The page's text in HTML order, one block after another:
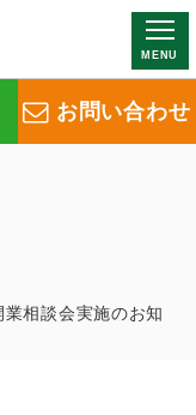
MENU
お問い合わせ
業相談会実施のお知